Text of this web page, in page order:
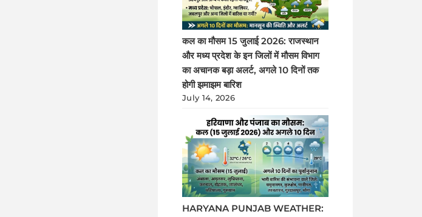
कल का मौसम 15 जुलाई 2026: राजस्थान
और मध्य प्रदेश के इन जिलों में मौसम विभाग
का अचानक बड़ा अलर्ट, अगले 10 दिनों तक
होगी झमाझम बारिश
July 14, 2026
HARYANA PUNJAB WEATHER: